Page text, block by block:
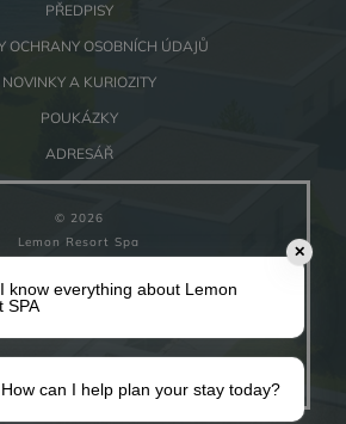
PŘEDPISY
OCHRANY OSOBNÍCH ÚDAJŮ
NOVINKY A KURIOZITY
POUKÁZKY
ADRESÁŘ
© 2026
Lemon Resort Spa
SOUBORŮ COOKIE
✕
know everything about Lemon
SPA
can I help plan your stay today?